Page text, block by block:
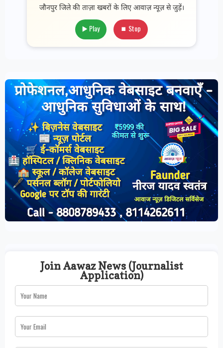
जौनपुर जिले की ताज़ा खबरों के लिए आवाज़ न्यूज़ से जुड़ें।
▶️ Play ⏹ Stop
Join Aawaz News (Journalist
Application)